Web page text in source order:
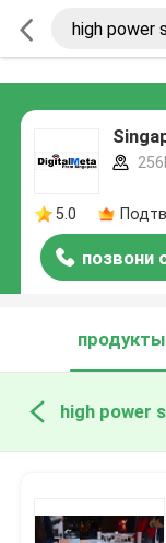
5.0
позвони
продукты